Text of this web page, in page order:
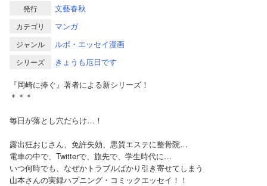
発行 文藝春秋
カテゴリ マンガ
ジャンル ルポ・エッセイ漫画
シリーズ
きょうも厄日です
『岡崎に捧ぐ』著者による新シリーズ！
＊＊＊
毎日が落とし穴だらけ…！
露出狂おじさん、免許失効、悪質エステに整骨院…
電車の中で、Twitterで、旅先で、学生時代に…
いつ何時でも、なぜかトラブルばかり引き寄せてしまう
山本さんの実録ハプニング・コミックエッセイ！！